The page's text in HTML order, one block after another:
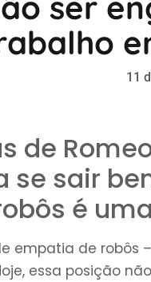
11
de
se sair
é
empatia de robôs
essa posição